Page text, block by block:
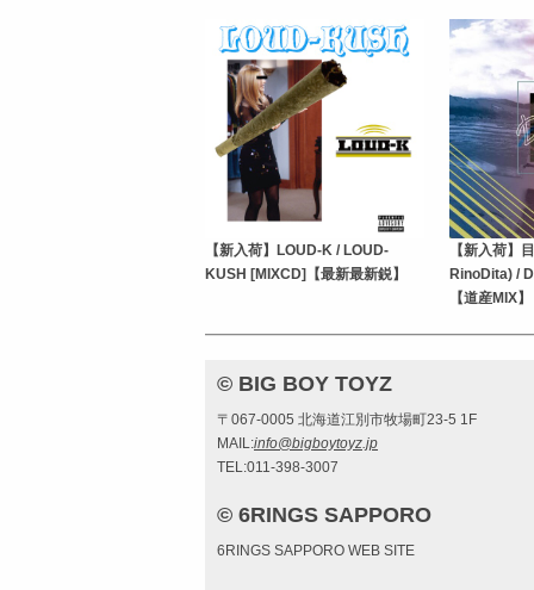
【新入荷】LOUD-K / LOUD-
KUSH [MIXCD]【最新最新鋭】
【新入荷】
RinoDita) /
【道産MIX】
© BIG BOY TOYZ
〒067-0005 北海道江別市牧場町23-5 1F
MAIL:info@bigboytoyz.jp
TEL:011-398-3007
© 6RINGS SAPPORO
6RINGS SAPPORO WEB SITE